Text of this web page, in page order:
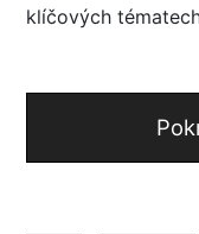
klíčových